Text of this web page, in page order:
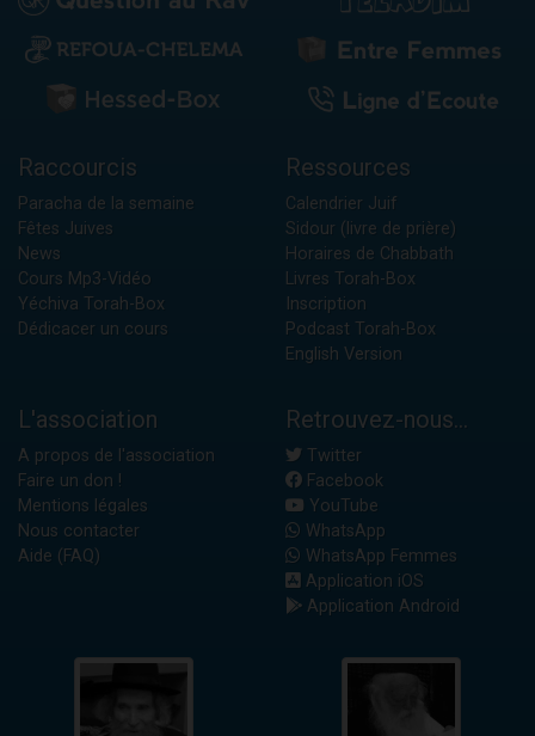
Raccourcis
Paracha de la semaine
Fêtes Juives
News
Cours Mp3-Vidéo
Yéchiva Torah-Box
Dédicacer un cours
Ressources
Calendrier Juif
Sidour (livre de prière)
Horaires de Chabbath
Livres Torah-Box
Inscription
Podcast Torah-Box
English Version
L'association
A propos de l'association
Faire un don !
Mentions légales
Nous contacter
Aide (FAQ)
Retrouvez-nous...
Twitter
Facebook
YouTube
WhatsApp
WhatsApp Femmes
Application iOS
Application Android